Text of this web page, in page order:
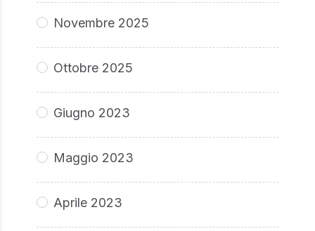
Novembre 2025
Ottobre 2025
Giugno 2023
Maggio 2023
Aprile 2023